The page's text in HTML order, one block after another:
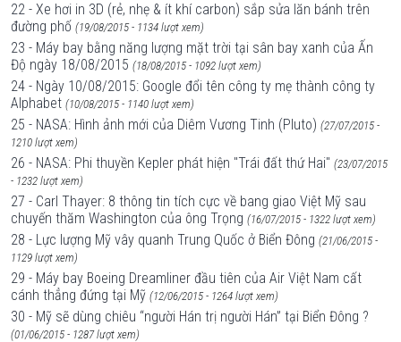
22 - Xe hơi in 3D (rẻ, nhẹ & ít khí carbon) sắp sửa lăn bánh trên
đường phố (19/08/2015 - 1134 lượt xem)
23 - Máy bay bằng năng lượng mặt trời tại sân bay xanh của Ấn
Độ ngày 18/08/2015 (18/08/2015 - 1092 lượt xem)
24 - Ngày 10/08/2015: Google đổi tên công ty mẹ thành công ty
Alphabet (10/08/2015 - 1140 lượt xem)
25 - NASA: Hình ảnh mới của Diêm Vương Tinh (Pluto) (27/07/2015 -
1210 lượt xem)
26 - NASA: Phi thuyền Kepler phát hiện "Trái đất thứ Hai" (23/07/2015
- 1232 lượt xem)
27 - Carl Thayer: 8 thông tin tích cực về bang giao Việt Mỹ sau
chuyến thăm Washington của ông Trọng (16/07/2015 - 1322 lượt xem)
28 - Lực lượng Mỹ vây quanh Trung Quốc ở Biển Đông (21/06/2015 -
1129 lượt xem)
29 - Máy bay Boeing Dreamliner đầu tiên của Air Việt Nam cất
cánh thẳng đứng tại Mỹ (12/06/2015 - 1264 lượt xem)
30 - Mỹ sẽ dùng chiêu “người Hán trị người Hán” tại Biển Đông ?
(01/06/2015 - 1287 lượt xem)